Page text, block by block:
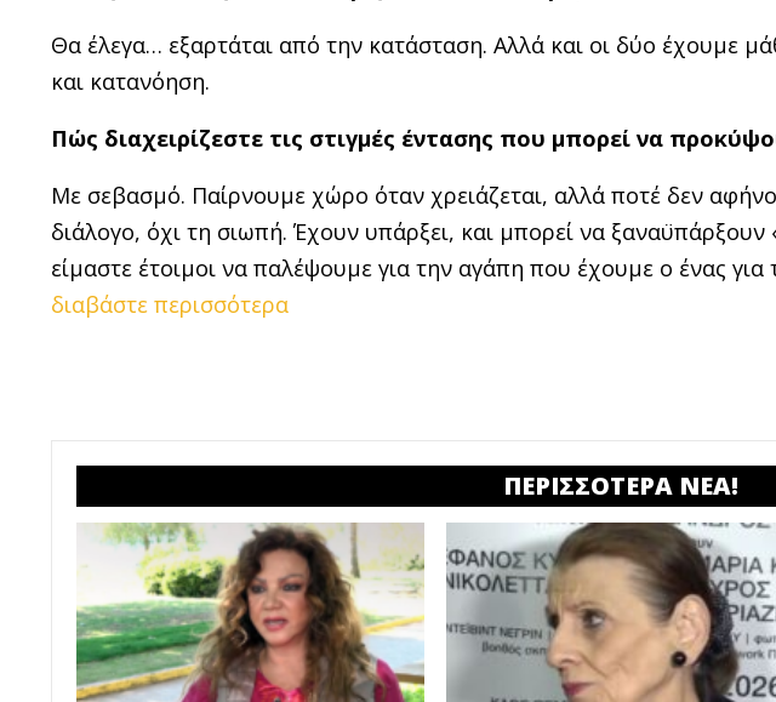
Θα έλεγα… εξαρτάται από την κατάσταση. Αλλά και οι δύο έχουμε
και κατανόηση.
Πώς διαχειρίζεστε τις στιγμές έντασης που μπορεί να
Με σεβασμό. Παίρνουμε χώρο όταν χρειάζεται, αλλά ποτέ δεν
διάλογο, όχι τη σιωπή. Έχουν υπάρξει, και μπορεί να ξαναϋπάρξουν
είμαστε έτοιμοι να παλέψουμε για την αγάπη που έχουμε ο ένας για
διαβάστε περισσότερα
ΠΕΡΙΣΣΟΤΕΡΑ ΝΕΑ!